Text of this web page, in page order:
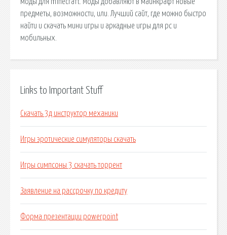
предметы, возможности, или. Лучший сайт, где можно быстро
найти и скачать мини игры и аркадные игры для pc и
мобильных.
Links to Important Stuff
Скачать 3д инструктор механики
Игры эротические симуляторы скачать
Игры симпсоны 3 скачать торрент
Заявление на рассрочку по кредиту
Форма презентации powerpoint